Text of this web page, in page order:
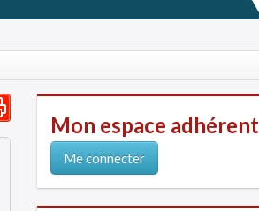
Mon espace adhérent
Me connecter